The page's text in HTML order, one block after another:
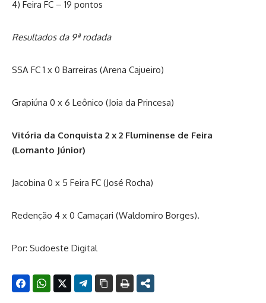
4) Feira FC – 19 pontos
Resultados da 9ª rodada
SSA FC 1 x 0 Barreiras (Arena Cajueiro)
Grapiúna 0 x 6 Leônico (Joia da Princesa)
Vitória da Conquista 2 x 2 Fluminense de Feira
(Lomanto Júnior)
Jacobina 0 x 5 Feira FC (José Rocha)
Redenção 4 x 0 Camaçari (Waldomiro Borges).
Por: Sudoeste Digital